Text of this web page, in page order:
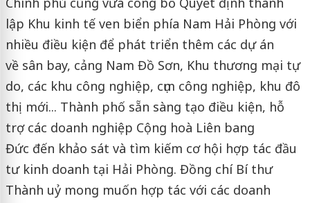
lập Khu kinh tế ven biển phía Nam Hải Phòng với
nhiều điều kiện để phát triển thêm các dự án
về sân bay, cảng Nam Đồ Sơn, Khu thương mại tự
do, các khu công nghiệp, cụm công nghiệp, khu đô
thị mới... Thành phố sẵn sàng tạo điều kiện, hỗ
trợ các doanh nghiệp Cộng hoà Liên bang
Đức đến khảo sát và tìm kiếm cơ hội hợp tác đầu
tư kinh doanh tại Hải Phòng. Đồng chí Bí thư
Thành uỷ mong muốn hợp tác với các doanh